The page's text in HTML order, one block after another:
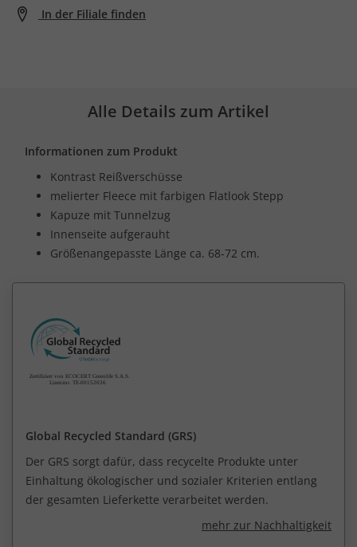
In der Filiale finden
Alle Details zum Artikel
Informationen zum Produkt
Kontrast Reißverschüsse
melierter Fleece mit farbigen Flatlook Stepp
Kapuze mit Tunnelzug
Innenseite aufgerauht
Größenangepasste Länge ca. 68-72 cm.
Global Recycled Standard (GRS)
Der GRS sorgt dafür, dass recycelte Produkte unter
Einhaltung ökologischer und sozialer Kriterien entlang
der gesamten Lieferkette verarbeitet werden.
mehr zur Nachhaltigkeit